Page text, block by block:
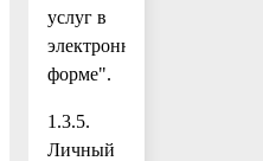
услуг в
электронной
форме".
1.3.5.
Личный